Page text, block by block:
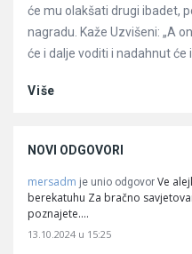
će mu olakšati drugi ibadet,
nagradu. Kaže Uzvišeni: „A
će i dalje voditi i nadahnut će
Više
NOVI ODGOVORI
mersadm je unio odgovor Ve
berekatuhu Za bračno
poznajete.…
13.10.2024 u 15:25